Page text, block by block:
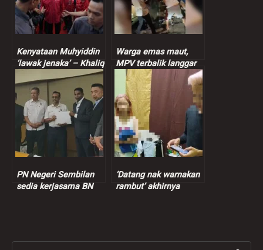
Kenyataan Muhyiddin
‘lawak jenaka’ – Khaliq
Warga emas maut,
MPV terbalik langgar
batu bucu rumah
PN Negeri Sembilan
sedia kerjasama BN
‘Datang nak warnakan
rambut’ akhirnya